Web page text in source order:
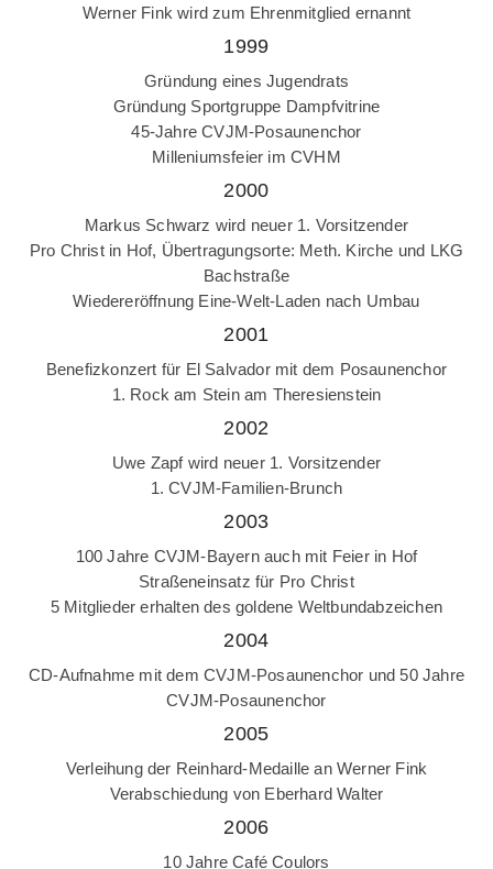
Werner Fink wird zum Ehrenmitglied ernannt
1999
Gründung eines Jugendrats
Gründung Sportgruppe Dampfvitrine
45-Jahre CVJM-Posaunenchor
Milleniumsfeier im CVHM
2000
Markus Schwarz wird neuer 1. Vorsitzender
Pro Christ in Hof, Übertragungsorte: Meth. Kirche und LKG
Bachstraße
Wiedereröffnung Eine-Welt-Laden nach Umbau
2001
Benefizkonzert für El Salvador mit dem Posaunenchor
1. Rock am Stein am Theresienstein
2002
Uwe Zapf wird neuer 1. Vorsitzender
1. CVJM-Familien-Brunch
2003
100 Jahre CVJM-Bayern auch mit Feier in Hof
Straßeneinsatz für Pro Christ
5 Mitglieder erhalten des goldene Weltbundabzeichen
2004
CD-Aufnahme mit dem CVJM-Posaunenchor und 50 Jahre
CVJM-Posaunenchor
2005
Verleihung der Reinhard-Medaille an Werner Fink
Verabschiedung von Eberhard Walter
2006
10 Jahre Café Coulors